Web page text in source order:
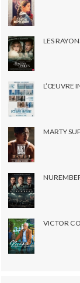
LES
L’ŒUVRE
MARTY
VICTOR